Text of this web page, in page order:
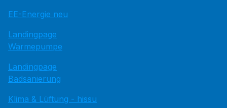
EE-Energie neu
Landingpage
Wärmepumpe
Landingpage
Badsanierung
Klima & Lüftung - hissu